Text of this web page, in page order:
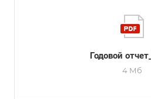
Годовой
4 Мб